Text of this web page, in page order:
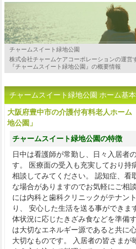
チャームスイート緑地公園
株式会社チャームケアコーポレーションの運営
『チャームスイート緑地公園』の概要情報
チャームスイート緑地公園 ホーム基
大阪府豊中市の介護付有料老人ホーム
地公園」
チャームスイート緑地公園の特徴
日中は看護師が常勤し、日々入居者
す。 医療面の受入も充実しており持
相談してみてください。 認知症、看
な場合がありますのでお気軽にご相
には内科と歯科クリニックがテナン
り、 安心した生活を送る事ができま
体状況に応じたきざみ食などを準備
は大切なエネルギー源であると共に
大切なものです。 入居者の皆さまが